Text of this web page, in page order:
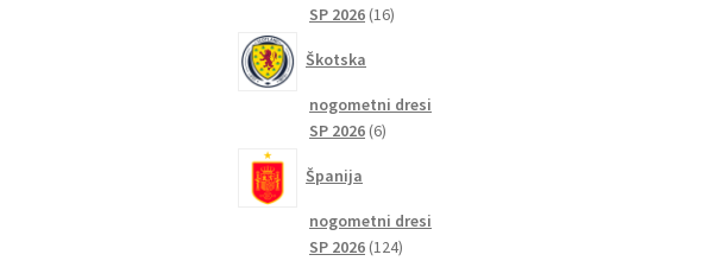
SP 2026 1616
Škotska
nogometni dresi
SP 2026 66
Španija
nogometni dresi
SP 2026 124124